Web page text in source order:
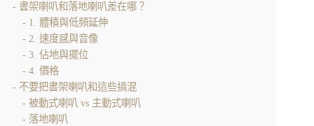
書架喇叭和落地喇叭差在哪？
1. 體積與低頻延伸
2. 速度感與音像
3. 佔地與擺位
4. 價格
不要把書架喇叭和這些搞混
被動式喇叭 vs 主動式喇叭
落地喇叭